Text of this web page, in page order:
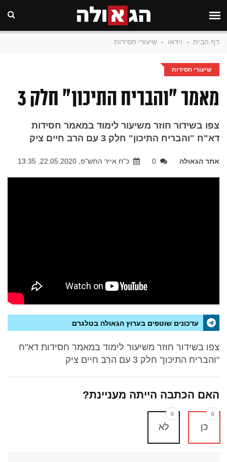
דף הבית - וידאו - שיעורי חסידות
שיעורי חסידות
מאמר "והבריח התיכון" חלק 3
צפו בשידור חוזר משיעור לימוד במאמר חסידות
דא"ח "והבריח התיכון" חלק 3 עם הרב חיים ציק
אתר הגאולה 0 כ"ח אייר התש"פ, 22.05.2020, 13:35
עדכונים שוטפים בערוץ הגאולה בטלגרם
צפו בשידור חוזר משיעור לימוד במאמר חסידות דא"ח
"והבריח התיכון" חלק 3 עם הרב חיים ציק
האם הכתבה הייתה מעניינת?
כן
0
לא
0